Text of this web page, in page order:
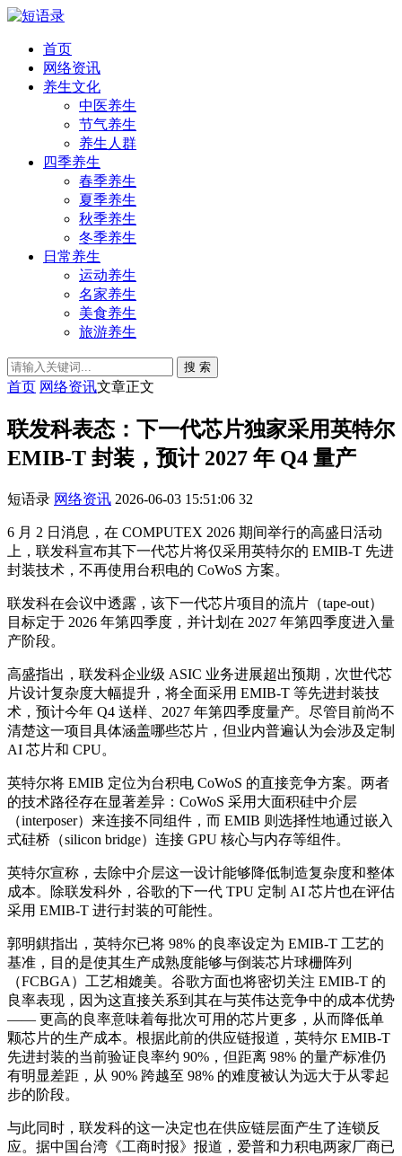
首页
网络资讯
养生文化
中医养生
节气养生
养生人群
四季养生
春季养生
夏季养生
秋季养生
冬季养生
日常养生
运动养生
名家养生
美食养生
旅游养生
搜 索
首页 网络资讯文章正文
联发科表态：下一代芯片独家采用英特尔
EMIB-T 封装，预计 2027 年 Q4 量产
短语录 网络资讯 2026-06-03 15:51:06 32
6 月 2 日消息，在 COMPUTEX 2026 期间举行的高盛日活动
上，联发科宣布其下一代芯片将仅采用英特尔的 EMIB-T 先进
封装技术，不再使用台积电的 CoWoS 方案。
联发科在会议中透露，该下一代芯片项目的流片（tape-out）
目标定于 2026 年第四季度，并计划在 2027 年第四季度进入量
产阶段。
高盛指出，联发科企业级 ASIC 业务进展超出预期，次世代芯
片设计复杂度大幅提升，将全面采用 EMIB-T 等先进封装技
术，预计今年 Q4 送样、2027 年第四季度量产。尽管目前尚不
清楚这一项目具体涵盖哪些芯片，但业内普遍认为会涉及定制
AI 芯片和 CPU。
英特尔将 EMIB 定位为台积电 CoWoS 的直接竞争方案。两者
的技术路径存在显著差异：CoWoS 采用大面积硅中介层
（interposer）来连接不同组件，而 EMIB 则选择性地通过嵌入
式硅桥（silicon bridge）连接 GPU 核心与内存等组件。
英特尔宣称，去除中介层这一设计能够降低制造复杂度和整体
成本。除联发科外，谷歌的下一代 TPU 定制 AI 芯片也在评估
采用 EMIB-T 进行封装的可能性。
郭明錤指出，英特尔已将 98% 的良率设定为 EMIB-T 工艺的
基准，目的是使其生产成熟度能够与倒装芯片球栅阵列
（FCBGA）工艺相媲美。谷歌方面也将密切关注 EMIB-T 的
良率表现，因为这直接关系到其在与英伟达竞争中的成本优势
—— 更高的良率意味着每批次可用的芯片更多，从而降低单
颗芯片的生产成本。根据此前的供应链报道，英特尔 EMIB-T
先进封装的当前验证良率约 90%，但距离 98% 的量产标准仍
有明显差距，从 90% 跨越至 98% 的难度被认为远大于从零起
步的阶段。
与此同时，联发科的这一决定也在供应链层面产生了连锁反
应。据中国台湾《工商时报》报道，爱普和力积电两家厂商已